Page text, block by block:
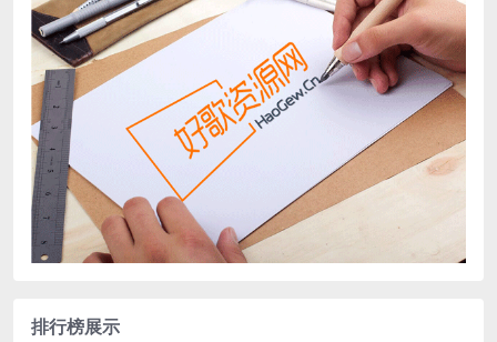
排行榜展示